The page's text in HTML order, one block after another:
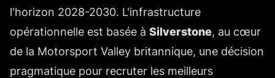
l'horizon 2028-2030. L'infrastructure
opérationnelle est basée à Silverstone, au cœur
de la Motorsport Valley britannique, une décision
pragmatique pour recruter les meilleurs